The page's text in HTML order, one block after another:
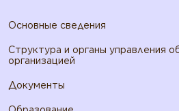
Основные сведения
Структура и органы управления
организацией
Документы